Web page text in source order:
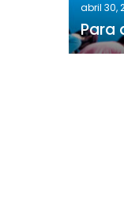
abril 30,
Para